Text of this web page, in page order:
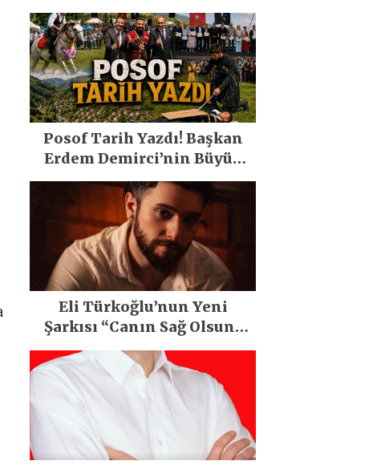
Posof Tarih Yazdı! Başkan
Erdem Demirci’nin Büyük
Emeğiyle Son Yılların En
Büyük Festivali Gerçekleşti
Eli Türkoğlu’nun Yeni
Şarkısı “Canın Sağ Olsun”
Büyük İlgi Gördü!..